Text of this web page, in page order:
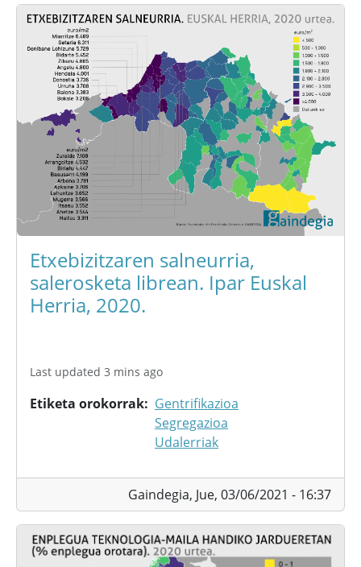
Etxebizitzaren salneurria,
salerosketa librean. Ipar Euskal
Herria, 2020.
Last updated 3 mins ago
Etiketa orokorrak
Gentrifikazioa
Segregazioa
Udalerriak
Gaindegia, Jue, 03/06/2021 - 16:37